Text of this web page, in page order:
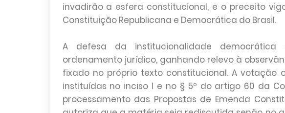
invadirão a esfera constitucional, e o preceito
Constituição Republicana e Democrática do Brasil.
A defesa da institucionalidade
ordenamento jurídico, ganhando relevo à
fixado no próprio texto constitucional. A votação
instituídas no inciso I e no § 5º do artigo 60 da
processamento das Propostas de Emenda